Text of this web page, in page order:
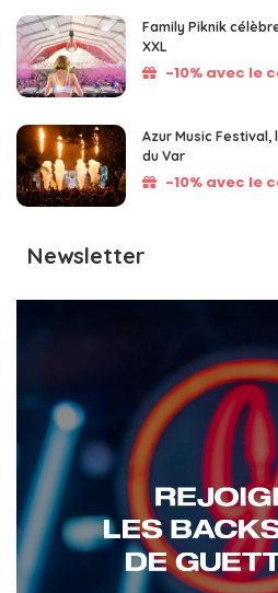
Family Piknik
XXL
-10% avec le
Azur Music
du Var
-10% avec le
Newsletter